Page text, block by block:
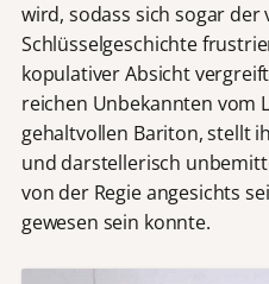
wird, sodass sich sogar der
Schlüsselgeschichte
kopulativer Absicht
reichen Unbekannten vom
gehaltvollen Bariton, stellt
und darstellerisch
von der Regie angesichts
gewesen sein konnte.